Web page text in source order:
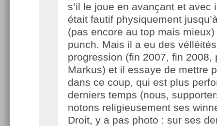
s’il le joue en avançant et avec
était fautif physiquement
(pas encore au top mais
punch. Mais il a eu des
progression (fin 2007, fin 2008,
Markus) et il essaye de mettre
dans ce coup, qui est plus
derniers temps (nous,
notons religieusement ses
Droit, y a pas photo : sur ses